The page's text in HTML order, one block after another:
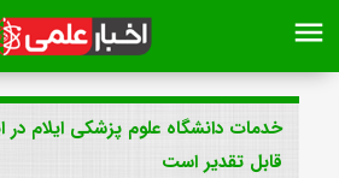
menu
خدمات دانشگاه علوم پزشکی ایلام در
قابل تقدیر است